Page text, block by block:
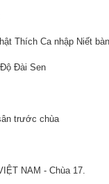
Thích Ca nhập Niết bàn
Đài Sen
trước chùa
NAM - Chùa 17.